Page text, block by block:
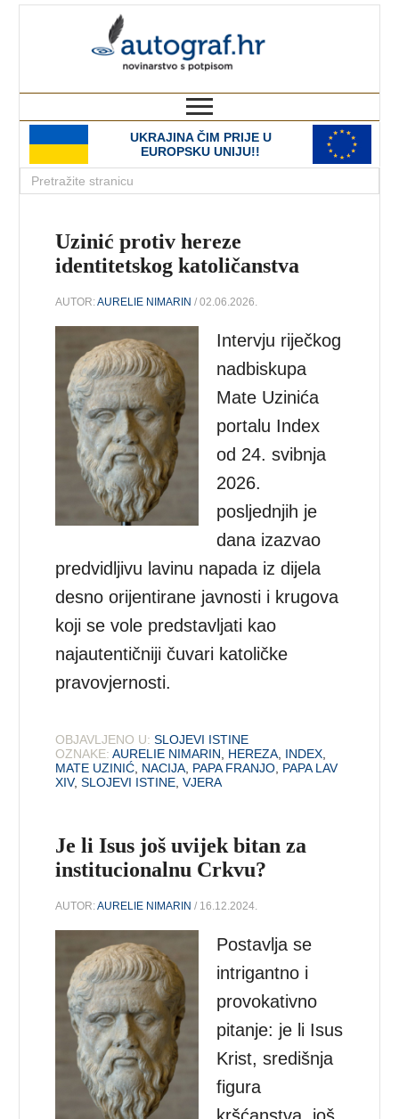
UKRAJINA ČIM PRIJE U
EUROPSKU UNIJU!!
Uzinić protiv hereze
identitetskog katoličanstva
AUTOR:AURELIE NIMARIN / 02.06.2026.
Intervju riječkog
nadbiskupa
Mate Uzinića
portalu Index
od 24. svibnja
2026.
posljednjih je
dana izazvao
predvidljivu lavinu napada iz dijela
desno orijentirane javnosti i krugova
koji se vole predstavljati kao
najautentičniji čuvari katoličke
pravovjernosti.
OBJAVLJENO U: SLOJEVI ISTINE
OZNAKE: AURELIE NIMARIN HEREZA INDEX
MATE UZINIĆ NACIJA PAPA FRANJO PAPA LAV
XIV,SLOJEVI ISTINE ,VJERA
Je li Isus još uvijek bitan za
institucionalnu Crkvu?
AUTOR:AURELIE NIMARIN / 16.12.2024.
Postavlja se
intrigantno i
provokativno
pitanje: je li Isus
Krist, središnja
figura